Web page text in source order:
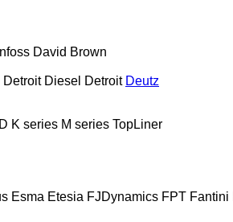
David Brown
Detroit Diesel Detroit Deutz
K series M series TopLiner
Esma Etesia FJDynamics FPT Fantini